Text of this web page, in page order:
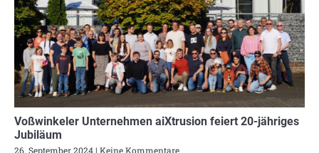
Voßwinkeler Unternehmen aiXtrusion feiert 20-jähriges
Jubiläum
26. September 2024 Keine Kommentare